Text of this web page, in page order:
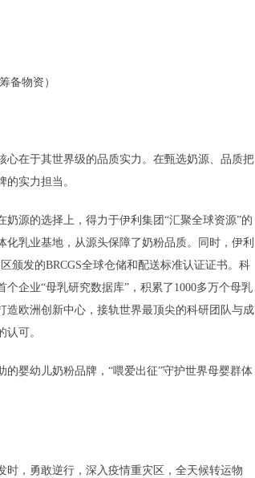
备物资）
在于其世界级的品质实力。在甄选奶源、品质把
实力担当。
源的选择上，得力于伊利集团“汇聚全球资源”的
乳业基地，从源头保障了奶粉品质。同时，伊利
颁发的BRCGS全球仓储和配送标准认证证书。科
企业“母乳研究数据库”，积累了1000多万个母乳
欧洲创新中心，接轨世界最顶尖的科研团队与成
可。
婴幼儿奶粉品牌，“喂爱出征”守护世界母婴群体
，勇敢逆行，深入疫情重灾区，全天候转运物